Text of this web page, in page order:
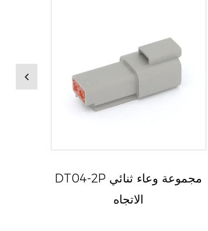
DT04-2P مجموعة وعاء ثنائي
الاتجاه